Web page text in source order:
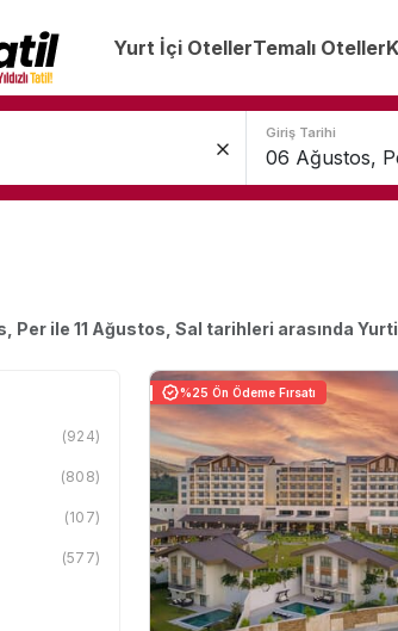
Yurt İçi OtellerTemalı Oteller
Giriş Tarihi
Per ile 11 Ağustos, Sal tarihleri arasında
(924)
(808)
(107)
(577)
%25 Ön Ödeme Fırsatı